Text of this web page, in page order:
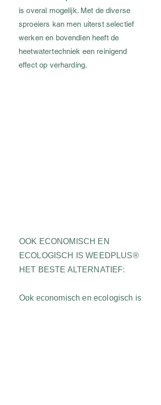
is overal mogelijk. Met de diverse
sproeiers kan men uiterst selectief
werken en bovendien heeft de
heetwatertechniek een reinigend
effect op verharding.
OOK ECONOMISCH EN
ECOLOGISCH IS WEEDPLUS®
HET BESTE ALTERNATIEF:
Ook economisch en ecologisch is